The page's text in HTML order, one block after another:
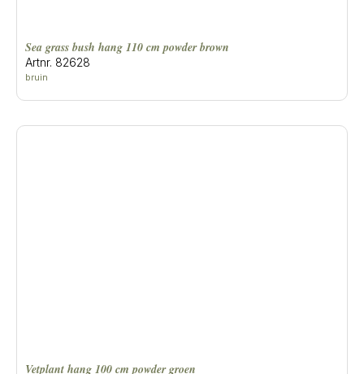
sea grass bush hang 110 cm powder brown
Artnr. 82628
bruin
Vetplant hang 100 cm powder groen